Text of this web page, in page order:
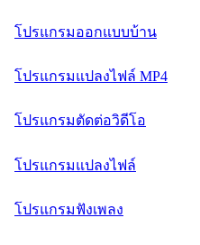
โปรแกรมออกแบบบ้าน
โปรแกรมแปลงไฟล์ MP4
โปรแกรมตัดต่อวิดีโอ
โปรแกรมแปลงไฟล์
โปรแกรมฟังเพลง